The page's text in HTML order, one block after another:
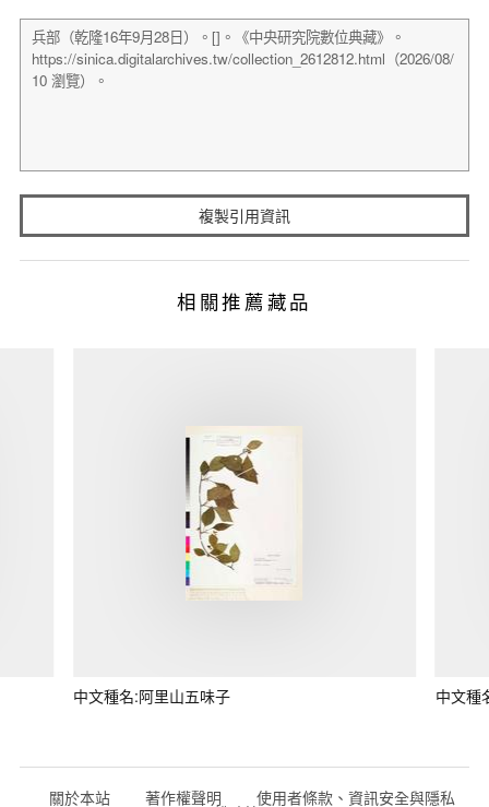
複製引用資訊
相關推薦藏品
中文種名:阿里山五味子 中文種
關於本站 著作權聲明 使用者條款、資訊安全與隱私